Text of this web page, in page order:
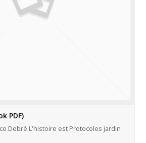
PDF)
Debré L'histoire est Protocoles jardin